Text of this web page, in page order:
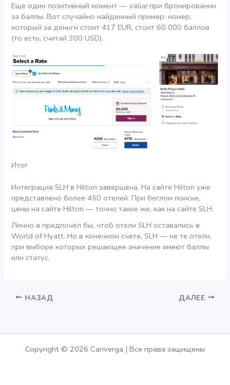
Еще один позитивный момент — valueпри бронировании
за баллы. Вот случайно найденный пример: номер,
который за деньги стоит 417 EUR, стоит 60 000 баллов
(то есть, считай 300 USD).
Итог
Интеграция SLH в Hilton завершена. На сайте Hilton уже
представлено более 450 отелей. При беглом поиске,
цены на сайте Hilton — точно такие же, как на сайте SLH.
Лично я предпочёл бы, чтоб отели SLH оставались в
World of Hyatt. Но в конечном счете, SLH — не те отели,
при выборе которых решающее значение имеют баллы
или статус.
НАЗАД ДАЛЕЕ
Copyright © 2026 Cariverga | Все права защищены